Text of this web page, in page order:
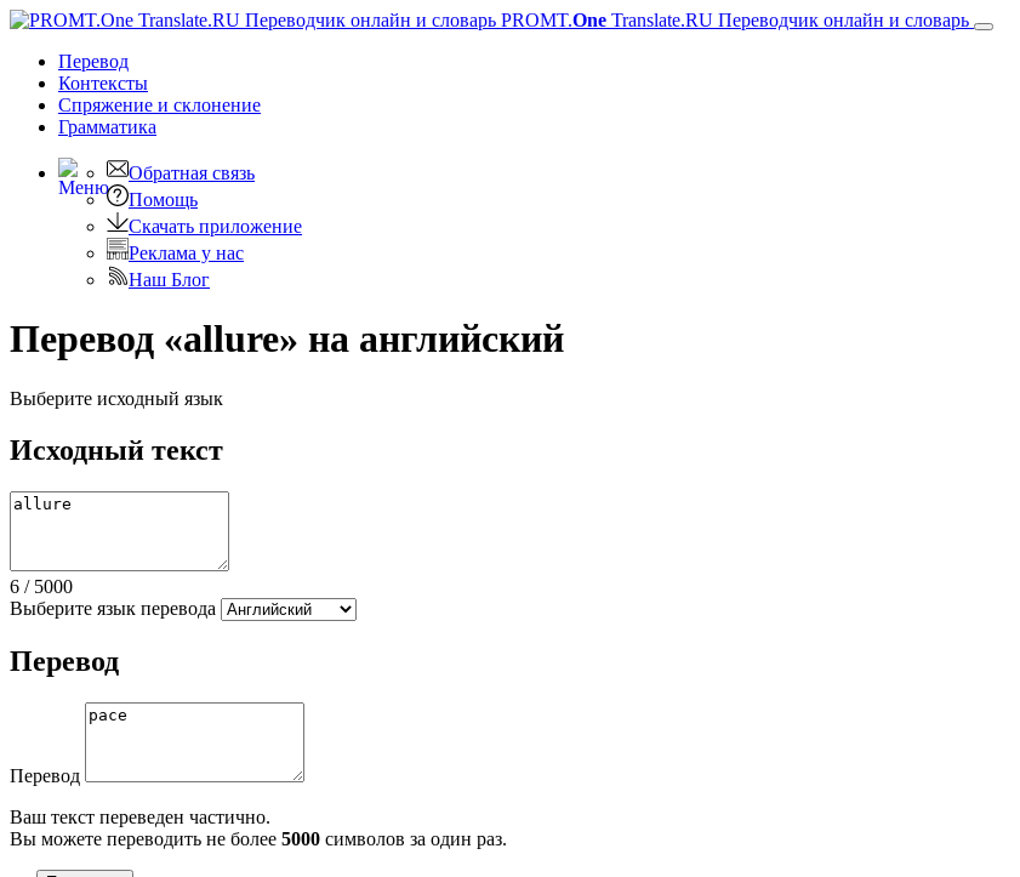
PROMT.One Translate.RU Переводчик онлайн и словарь
Перевод
Контексты
Спряжение и склонение
Грамматика
Обратная связь
Помощь
Скачать приложение
Реклама у нас
Наш Блог
Перевод «allure» на английский
Выберите исходный язык
Исходный текст
6 / 5000
Выберите язык перевода
Перевод
Перевод
Ваш текст переведен частично.
Вы можете переводить не более 5000 символов за один раз.